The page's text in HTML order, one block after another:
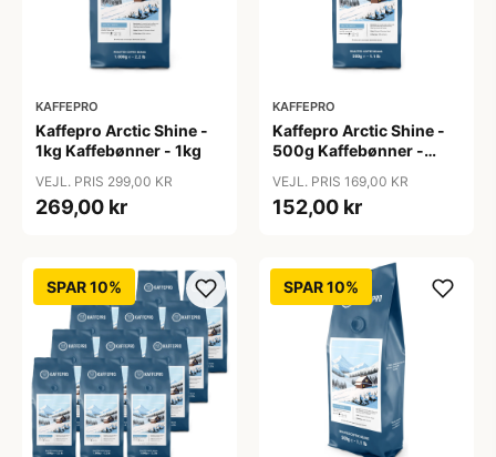
KAFFEPRO
Kaffepro Arctic Shine -
1kg Kaffebønner - 1kg
VEJL. PRIS 299,00 KR
269,00 kr
KAFFEPRO
Kaffepro Arctic Shine -
500g Kaffebønner -
VEJL. PRIS 169,00 KR
152,00 kr
SPAR 10% SPAR 10%